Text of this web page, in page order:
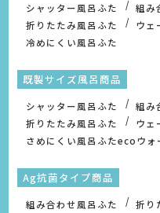
シャッター風呂ふた
組み
折りたたみ風呂ふた
ウェ
冷めにくい風呂ふた
既製サイズ風呂商品
シャッター風呂ふた
組み
折りたたみ風呂ふた
ウェ
さめにくい風呂ふたecoウォ
Ag抗菌タイプ商品
組み合わせ風呂ふた
折り